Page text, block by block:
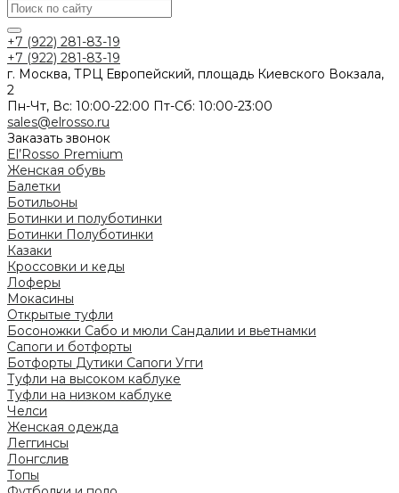
+7 (922) 281-83-19
+7 (922) 281-83-19
г. Москва, ТРЦ Европейский, площадь Киевского Вокзала,
2
Пн-Чт, Вс: 10:00-22:00 Пт-Сб: 10:00-23:00
sales@elrosso.ru
Заказать звонок
El’Rosso Premium
Женская обувь
Балетки
Ботильоны
Ботинки и полуботинки
Ботинки Полуботинки
Казаки
Кроссовки и кеды
Лоферы
Мокасины
Открытые туфли
Босоножки Сабо и мюли Сандалии и вьетнамки
Сапоги и ботфорты
Ботфорты Дутики Сапоги Угги
Туфли на высоком каблуке
Туфли на низком каблуке
Челси
Женская одежда
Леггинсы
Лонгслив
Топы